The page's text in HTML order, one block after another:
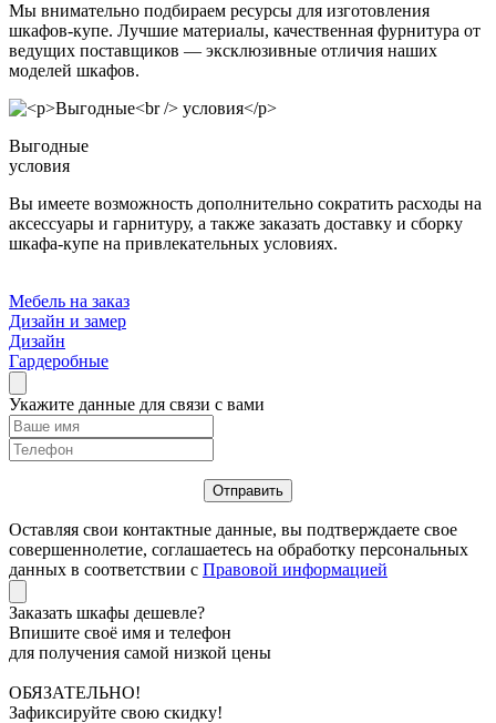
Мы внимательно подбираем ресурсы для изготовления
шкафов-купе. Лучшие материалы, качественная фурнитура от
ведущих поставщиков — эксклюзивные отличия наших
моделей шкафов.
Выгодные
условия
Вы имеете возможность дополнительно сократить расходы на
аксессуары и гарнитуру, а также заказать доставку и сборку
шкафа-купе на привлекательных условиях.
Мебель на заказ
Дизайн и замер
Дизайн
Гардеробные
Укажите данные для связи с вами
Оставляя свои контактные данные, вы подтверждаете свое
совершеннолетие, соглашаетесь на обработку персональных
данных в соответствии с Правовой информацией
Заказать шкафы дешевле?
Впишите своё имя и телефон
для получения самой низкой цены
ОБЯЗАТЕЛЬНО!
Зафиксируйте свою скидку!